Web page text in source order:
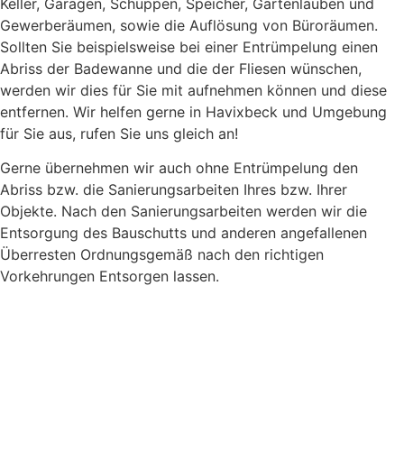
Gewerberäumen, sowie die Auflösung von Büroräumen.
Sollten Sie beispielsweise bei einer Entrümpelung einen
Abriss der Badewanne und die der Fliesen wünschen,
werden wir dies für Sie mit aufnehmen können und diese
entfernen. Wir helfen gerne in Havixbeck und Umgebung
für Sie aus, rufen Sie uns gleich an!
Gerne übernehmen wir auch ohne Entrümpelung den
Abriss bzw. die Sanierungsarbeiten Ihres bzw. Ihrer
Objekte. Nach den Sanierungsarbeiten werden wir die
Entsorgung des Bauschutts und anderen angefallenen
Überresten Ordnungsgemäß nach den richtigen
Vorkehrungen Entsorgen lassen.